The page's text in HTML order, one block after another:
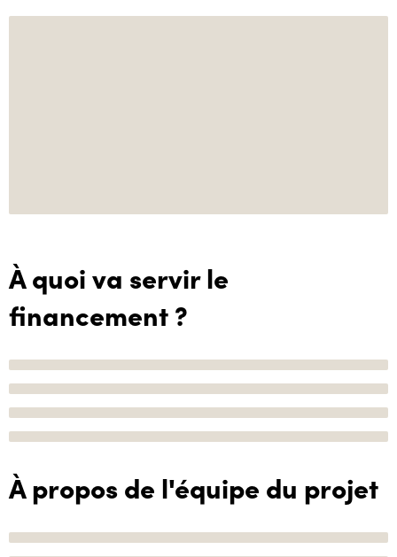
À quoi va servir le
financement ?
À propos de l'équipe du projet